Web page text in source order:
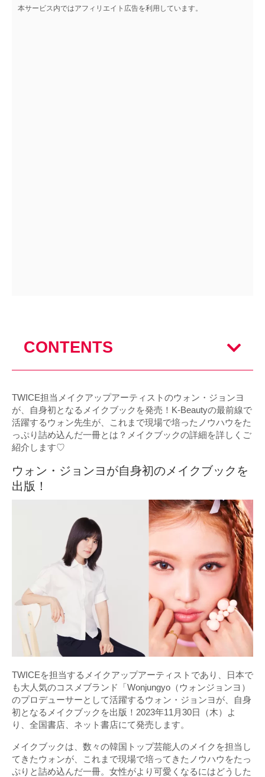
本サービス内ではアフィリエイト広告を利用しています。
CONTENTS
TWICE担当メイクアップアーティストのウォン・ジョンヨ
が、自身初となるメイクブックを発売！K-Beautyの最前線で
活躍するウォン先生が、これまで現場で培ったノウハウをた
っぷり詰め込んだ一冊とは？メイクブックの詳細を詳しくご
紹介します♡
ウォン・ジョンヨが自身初のメイクブックを
出版！
TWICEを担当するメイクアップアーティストであり、日本で
も大人気のコスメブランド「Wonjungyo（ウォンジョンヨ）
のプロデューサーとして活躍するウォン・ジョンヨが、自身
初となるメイクブックを出版！2023年11月30日（木）よ
り、全国書店、ネット書店にて発売します。
メイクブックは、数々の韓国トップ芸能人のメイクを担当し
てきたウォンが、これまで現場で培ってきたノウハウをたっ
ぷりと詰め込んだ一冊。女性がより可愛くなるにはどうした